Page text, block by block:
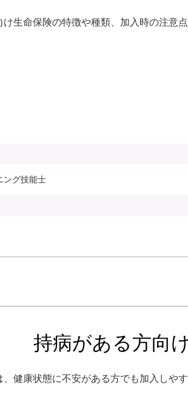
生命保険の特徴や種類、加入時の注意
ング技能士
持病がある方向
健康状態に不安がある方でも加入しや